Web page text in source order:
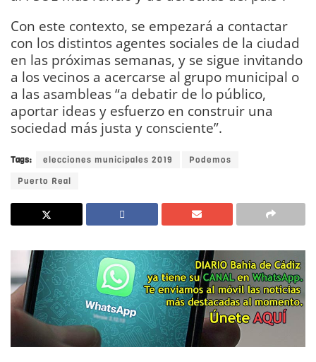
Con este contexto, se empezará a contactar
con los distintos agentes sociales de la ciudad
en las próximas semanas, y se sigue invitando
a los vecinos a acercarse al grupo municipal o
a las asambleas “a debatir de lo público,
aportar ideas y esfuerzo en construir una
sociedad más justa y consciente”.
Tags: elecciones municipales 2019
Podemos
Puerto Real